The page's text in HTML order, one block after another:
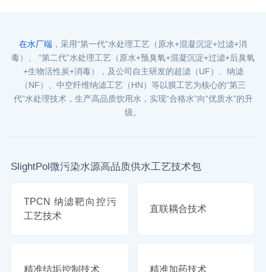
在水厂端 ，采用“第一代”水处理工艺（原水+混凝沉淀+过滤+消
毒）、 “第二代”水处理工艺（原水+预臭氧+混凝沉淀+过滤+后臭氧
+生物活性炭+消毒）， 及公司自主研发的超滤（UF）、纳滤
（NF）、中空纤维纳滤工艺（HN）等以膜工艺为核心的“第三
代”水处理技术， 生产高品质饮用水，实现“合格水”向“优质水”的升
级。
SlightPol微污染水源高品质供水工艺技术包
TPCN 纳滤靶向控污
工艺技术
直联耦合技术
精准结垢控制技术 精准加药技术